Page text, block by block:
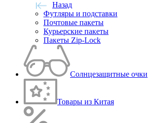
Назад
Футляры и подставки
Почтовые пакеты
Курьерские пакеты
Пакеты Zip-Lock
Солнцезащитные очки
Товары из Китая